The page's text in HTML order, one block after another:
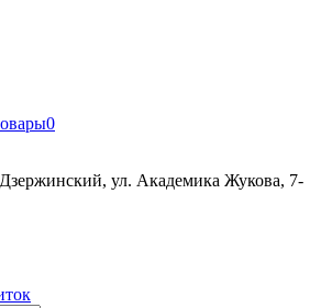
0
ул. Академика Жукова, 7-